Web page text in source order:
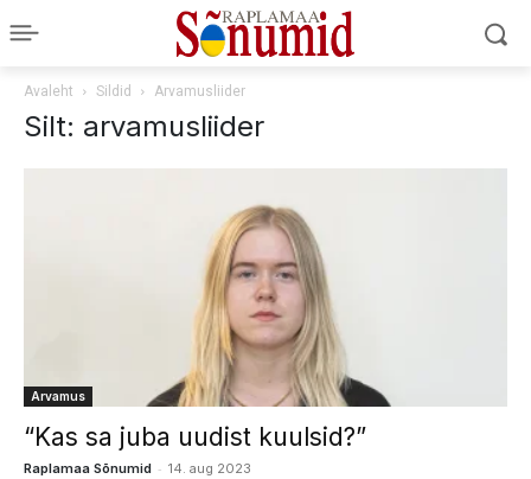
Avaleht Sildid Arvamusliider
Silt: arvamusliider
Arvamus
“Kas sa juba uudist kuulsid?”
Raplamaa Sõnumid - 14. aug 2023